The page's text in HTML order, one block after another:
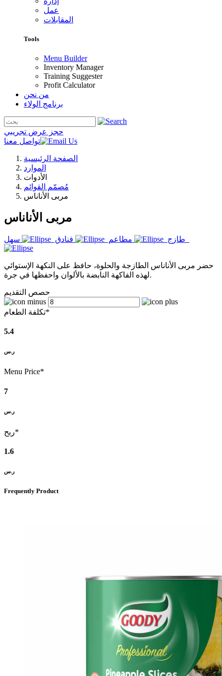
عمل
المقابلات
Tools
Menu Builder
Inventory Manager
Training Suggester
Profit Calculator
من نحن
برنامج الولاء
حجز عرض تجريبي
تواصل معنا
الصفحة الرئيسية
الموارد
الأدوات
مُصمّم القوائم
مربى الأناناس
مربى الأناناس
طازج مطاعم فنادق
حضر مربى الأناناس الطازجة والحلوة، حافظ على النكهة الإستوائي
لهذه الفاكهة النابضة بالألوان واحفظها في جرة.
حصص التقديم
تكلفة الطعام*
5.4
ر.س
Menu Price*
7
ر.س
ربح*
1.6
ر.س
Frequently Product